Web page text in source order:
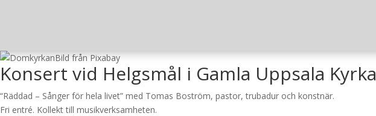
Bild från Pixabay
Konsert vid Helgsmål i Gamla Uppsala Kyrka
“Räddad – Sånger för hela livet” med Tomas Boström, pastor, trubadur och konstnär.
Fri entré. Kollekt till musikverksamheten.